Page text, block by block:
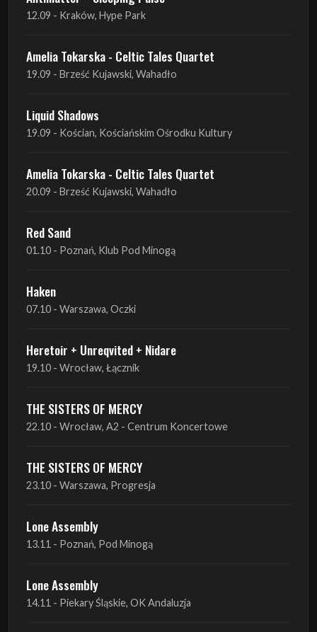
19.09 - Brześć Kujawski, Wahadło
Liquid Shadows
19.09 - Kościan, Kościańskim Ośrodku Kultury
Amelia Tokarska - Celtic Tales Quartet
20.09 - Brześć Kujawski, Wahadło
Red Sand
Haken
Heretoir + Unreqvited + Nidare
THE SISTERS OF MERCY
22.10 - Wrocław, A2 - Centrum Koncertowe
THE SISTERS OF MERCY
Lone Assembly
Lone Assembly
14.11 - Piekary Śląskie, OK Andaluzja
Lone Assembly
15.11 - Warszawa, Potok